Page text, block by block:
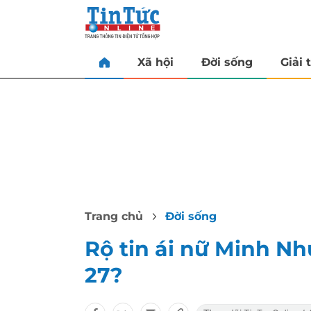
Xã hội Đời sống Giải
Trang chủ Đời sống
Rộ tin ái nữ Minh
27?